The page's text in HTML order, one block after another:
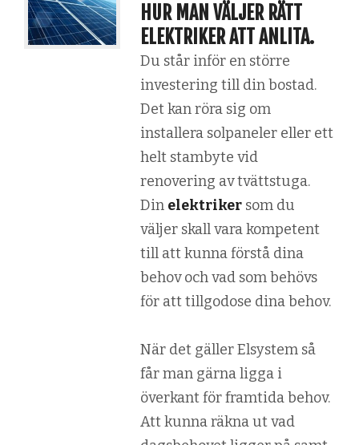
HUR MAN VÄLJER RÄTT
ELEKTRIKER ATT ANLITA.
Du står inför en större
investering till din bostad.
Det kan röra sig om
installera solpaneler eller ett
helt stambyte vid
renovering av tvättstuga.
Din elektriker som du
väljer skall vara kompetent
till att kunna förstå dina
behov och vad som behövs
för att tillgodose dina behov.
När det gäller Elsystem så
får man gärna ligga i
överkant för framtida behov.
Att kunna räkna ut vad